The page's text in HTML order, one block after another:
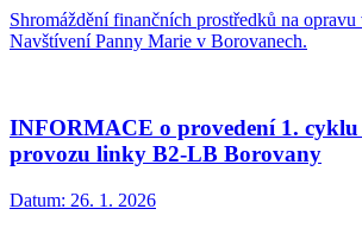
Shromáždění finančních prostředků na opravu
Navštívení Panny Marie v Borovanech.
INFORMACE o provedení 1. cyklu
provozu linky B2-LB Borovany
Datum: 26. 1. 2026